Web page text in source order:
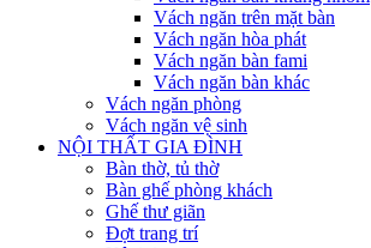
Vách ngăn trên mặt bàn
Vách ngăn hòa phát
Vách ngăn bàn fami
Vách ngăn bàn khác
Vách ngăn phòng
Vách ngăn vệ sinh
NỘI THẤT GIA ĐÌNH
Bàn thờ, tủ thờ
Bàn ghế phòng khách
Ghế thư giãn
Đợt trang trí